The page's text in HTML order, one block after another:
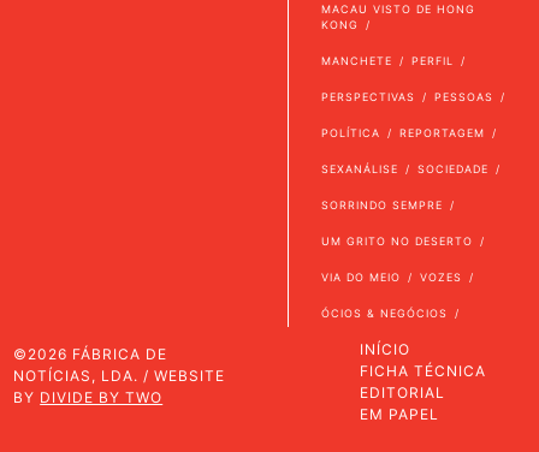
MACAU VISTO DE HONG
KONG
MANCHETE PERFIL
PERSPECTIVAS PESSOAS
POLÍTICA REPORTAGEM
SEXANÁLISE SOCIEDADE
SORRINDO SEMPRE
UM GRITO NO DESERTO
VIA DO MEIO VOZES
ÓCIOS & NEGÓCIOS
©2026 FÁBRICA DE
NOTÍCIAS, LDA. / WEBSITE
BY DIVIDE BY TWO
INÍCIO
FICHA TÉCNICA
EDITORIAL
EM PAPEL